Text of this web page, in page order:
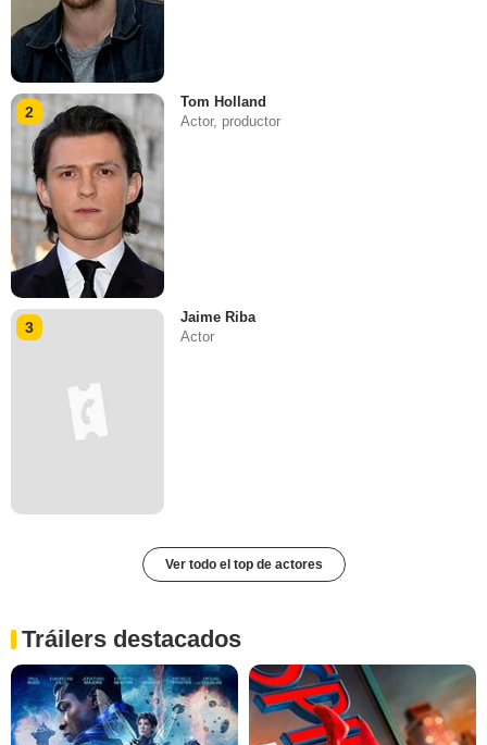
2
Tom Holland
Actor, productor
3
Jaime Riba
Actor
Ver todo el top de actores
Tráilers destacados